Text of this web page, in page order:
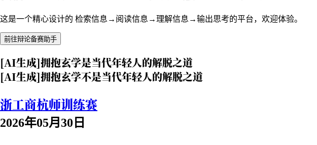
这是一个精心设计的 检索信息→阅读信息→理解信息→输出思考的平台，欢迎体验。
前往辩论备赛助手
[AI生成]拥抱玄学是当代年轻人的解脱之道
[AI生成]拥抱玄学不是当代年轻人的解脱之道
浙工商杭师训练赛
2026年05月30日